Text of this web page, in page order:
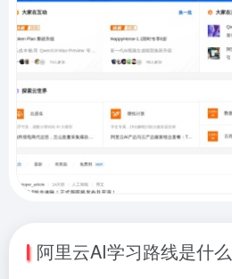
阿里云AI学习路线是什么